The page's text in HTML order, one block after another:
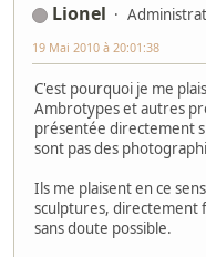
Lionel
19 Mai 2010 à 20:01:38
C'est pourquoi je me
Ambrotypes et autres
présentée directement
sont pas des
Ils me plaisent en ce
sculptures, directement
sans doute possible.